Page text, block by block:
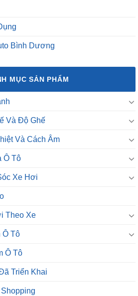
Bình Dương
MỤC SẢN PHẨM
Và Độ Ghế
Và Cách Âm
Ô Tô
Xe Hơi
Theo Xe
Tô
Ô Tô
Triển Khai